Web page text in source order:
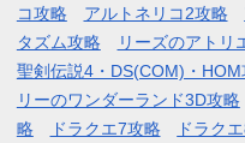
コ攻略
アルトネリコ2攻略
タズム攻略
リーズのアトリ
聖剣伝説4・DS(COM)・HOM
リーのワンダーランド3D攻略
略
ドラクエ7攻略 ドラク